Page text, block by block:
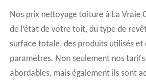
Nos prix nettoyage toiture à La Vraie
de l’état de votre toit, du type de
surface totale, des produits utilisés et
paramètres. Non seulement nos
abordables, mais également ils sont